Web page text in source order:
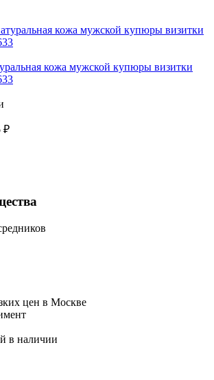
кожа мужской купюры визитки
₽
цен в Москве
в наличии